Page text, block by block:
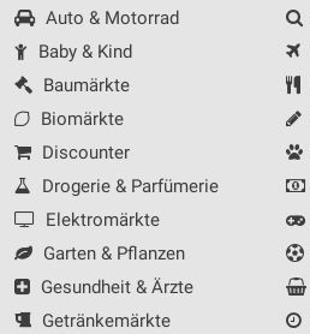
Auto & Motorrad
Baby & Kind
Baumärkte
Biomärkte
Discounter
Drogerie & Parfümerie
Elektromärkte
Garten & Pflanzen
Gesundheit & Ärzte
Getränkemärkte